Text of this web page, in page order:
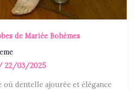
de Mariée Bohèmes
22/03/2025
où dentelle ajourée et élégance